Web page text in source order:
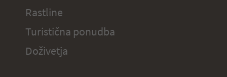
Rastline
Turistična ponudba
Doživetja